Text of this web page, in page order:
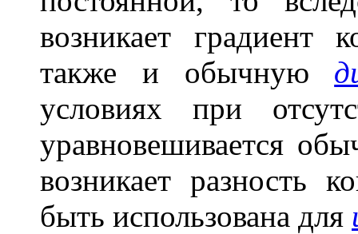
возникает градиент
также и обычную
условиях при
уравновешивается
возникает разность
быть использована для